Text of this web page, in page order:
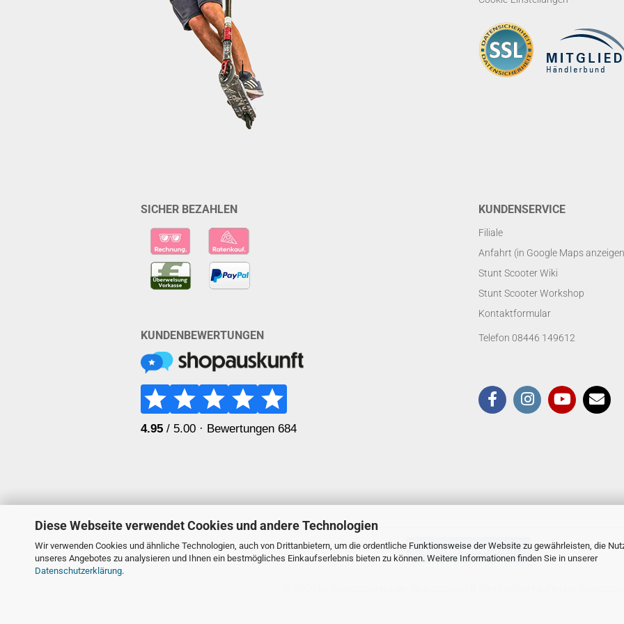
Diese Webseite verwendet Cookies und andere Technologien
Wir verwenden Cookies und ähnliche Technologien, auch von Drittanbietern, um die ordentliche Funktionsweise der Website zu gewährleisten, die
unseres Angebotes zu analysieren und Ihnen ein bestmögliches Einkaufserlebnis bieten zu können. Weitere Informationen finden Sie in unserer
Datenschutzerklärung.
SICHER BEZAHLEN
KUNDENBEWERTUNGEN
KUNDENSERVICE
Filiale
Anfahrt (in Google Maps
Stunt Scooter Wiki
Stunt Scooter Workshop
Kontaktformular
Telefon 08446 149612
Vertrag widerrufen